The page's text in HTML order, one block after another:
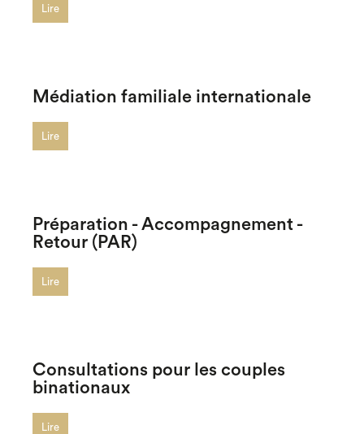
Lire
Médiation familiale internationale
Lire
Préparation - Accompagnement -
Retour (PAR)
Lire
Consultations pour les couples
binationaux
Lire